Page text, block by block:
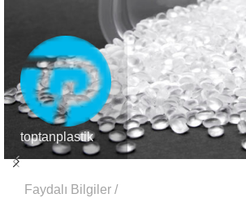
toptanplastik
Faydalı Bilgiler